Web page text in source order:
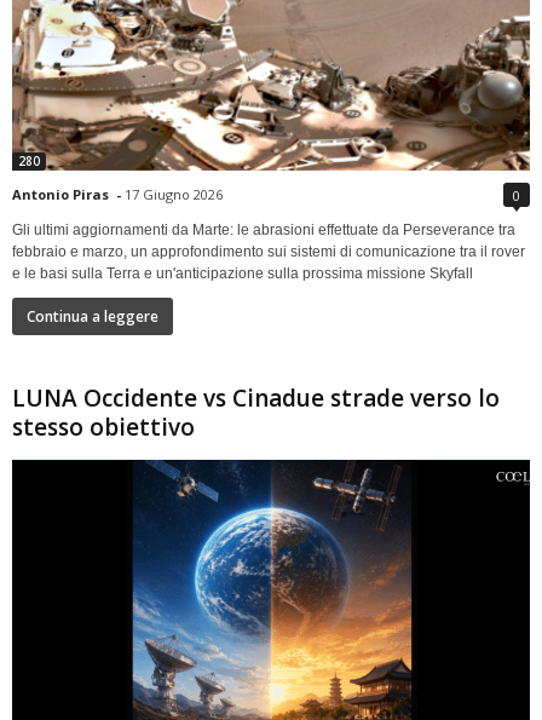
280
Antonio Piras - 17 Giugno 2026 0
Gli ultimi aggiornamenti da Marte: le abrasioni effettuate da Perseverance tra
febbraio e marzo, un approfondimento sui sistemi di comunicazione tra il rover
e le basi sulla Terra e un'anticipazione sulla prossima missione Skyfall
Continua a leggere
LUNA Occidente vs Cinadue strade verso lo
stesso obiettivo